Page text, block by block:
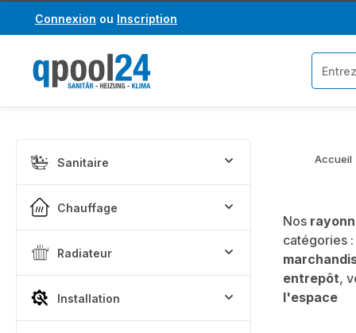
au contenu principal
Passer à la recherche
Connexion ou Inscription
Sanitaire
Chauffage
Radiateur
Installation
Accueil
Nos
catégories :
entrepôt,
l'espace